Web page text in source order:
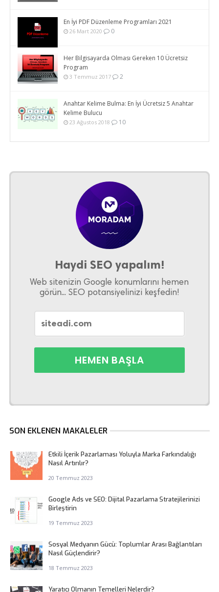
En İyi PDF Düzenleme Programları 2021
26 Mart 2020 0
Her Bilgisayarda Olması Gereken 10 Ücretsiz
Program
3 Temmuz 2017 2
Anahtar Kelime Bulma: En İyi Ücretsiz 5 Anahtar
Kelime Bulucu
23 Ağustos 2018 10
Haydi SEO yapalım!
Web sitenizin Google konumlarını hemen
görün... SEO potansiyelinizi keşfedin!
SON EKLENEN MAKALELER
Etkili İçerik Pazarlaması Yoluyla Marka Farkındalığı
Nasıl Artırılır?
20 Temmuz 2023
Google Ads ve SEO: Dijital Pazarlama Stratejilerinizi
Birleştirin
19 Temmuz 2023
Sosyal Medyanın Gücü: Toplumlar Arası Bağlantıları
Nasıl Güçlendirir?
18 Temmuz 2023
Yaratıcı Olmanın Temelleri Nelerdir?